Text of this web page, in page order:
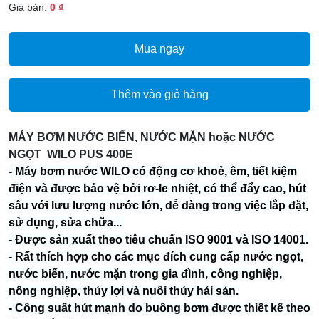
Giá bán: 0 ₫
Mua ngay
Thêm vào giỏ hàng
MÁY BƠM NƯỚC BIỂN, NƯỚC MẶN hoặc NƯỚC
NGỌT WILO PUS 400E
- Máy bơm nước WILO có động cơ khoẻ, êm, tiết kiệm
điện và được bảo vệ bởi rơ-le nhiệt, có thể đẩy cao, hút
sâu với lưu lượng nước lớn, dễ dàng trong việc lắp đặt,
sử dụng, sửa chữa...
- Được sản xuất theo tiêu chuẩn ISO 9001 và ISO 14001.
- Rất thích hợp cho các mục đích cung cấp nước ngọt,
nước biển, nước mặn trong gia đình, công nghiệp,
nông nghiệp, thủy lợi và nuôi thủy hải sản.
- Công suất hút mạnh do buồng bơm được thiết kế theo